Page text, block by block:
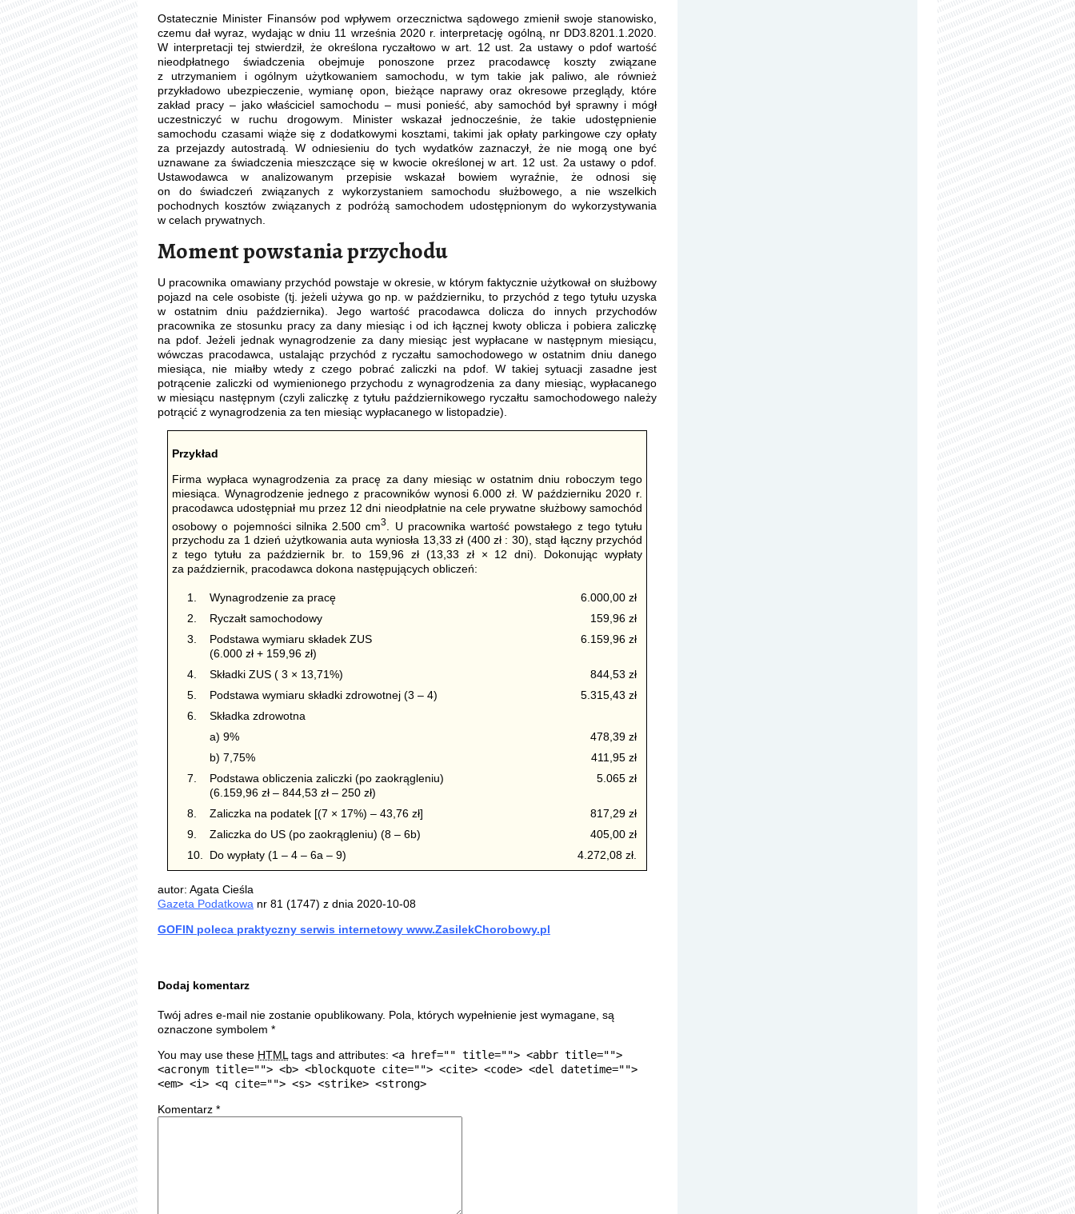
Ostatecznie Minister Finansów pod wpływem orzecznictwa sądowego zmienił swoje stanowisko,
czemu dał wyraz, wydając w dniu 11 września 2020 r. interpretację ogólną, nr DD3.8201.1.2020.
W interpretacji tej stwierdził, że określona ryczałtowo w art. 12 ust. 2a ustawy o pdof wartość
nieodpłatnego świadczenia obejmuje ponoszone przez pracodawcę koszty związane
z utrzymaniem i ogólnym użytkowaniem samochodu, w tym takie jak paliwo, ale również
przykładowo ubezpieczenie, wymianę opon, bieżące naprawy oraz okresowe przeglądy, które
zakład pracy – jako właściciel samochodu – musi ponieść, aby samochód był sprawny i mógł
uczestniczyć w ruchu drogowym. Minister wskazał jednocześnie, że takie udostępnienie
samochodu czasami wiąże się z dodatkowymi kosztami, takimi jak opłaty parkingowe czy opłaty
za przejazdy autostradą. W odniesieniu do tych wydatków zaznaczył, że nie mogą one być
uznawane za świadczenia mieszczące się w kwocie określonej w art. 12 ust. 2a ustawy o pdof.
Ustawodawca w analizowanym przepisie wskazał bowiem wyraźnie, że odnosi się
on do świadczeń związanych z wykorzystaniem samochodu służbowego, a nie wszelkich
pochodnych kosztów związanych z podróżą samochodem udostępnionym do wykorzystywania
w celach prywatnych.
Moment powstania przychodu
U pracownika omawiany przychód powstaje w okresie, w którym faktycznie użytkował on służbowy
pojazd na cele osobiste (tj. jeżeli używa go np. w październiku, to przychód z tego tytułu uzyska
w ostatnim dniu października). Jego wartość pracodawca dolicza do innych przychodów
pracownika ze stosunku pracy za dany miesiąc i od ich łącznej kwoty oblicza i pobiera zaliczkę
na pdof. Jeżeli jednak wynagrodzenie za dany miesiąc jest wypłacane w następnym miesiącu,
wówczas pracodawca, ustalając przychód z ryczałtu samochodowego w ostatnim dniu danego
miesiąca, nie miałby wtedy z czego pobrać zaliczki na pdof. W takiej sytuacji zasadne jest
potrącenie zaliczki od wymienionego przychodu z wynagrodzenia za dany miesiąc, wypłacanego
w miesiącu następnym (czyli zaliczkę z tytułu październikowego ryczałtu samochodowego należy
potrącić z wynagrodzenia za ten miesiąc wypłacanego w listopadzie).
Przykład
Firma wypłaca wynagrodzenia za pracę za dany miesiąc w ostatnim dniu roboczym tego
miesiąca. Wynagrodzenie jednego z pracowników wynosi 6.000 zł. W październiku 2020 r.
pracodawca udostępniał mu przez 12 dni nieodpłatnie na cele prywatne służbowy samochód
osobowy o pojemności silnika 2.500 cm3
. U pracownika wartość powstałego z tego tytułu
przychodu za 1 dzień użytkowania auta wyniosła 13,33 zł (400 zł : 30), stąd łączny przychód
z tego tytułu za październik br. to 159,96 zł (13,33 zł × 12 dni). Dokonując wypłaty
za październik, pracodawca dokona następujących obliczeń:
1. Wynagrodzenie za pracę
6.000,00 zł
2.
Ryczałt samochodowy
159,96 zł
3.
Podstawa wymiaru składek ZUS
(6.000 zł + 159,96 zł)
6.159,96 zł
4. Składki ZUS ( 3 × 13,71%)
844,53 zł
5.
Podstawa wymiaru składki zdrowotnej (3 – 4)
5.315,43 zł
6.
Składka zdrowotna
a) 9%
478,39 zł
b) 7,75%
411,95 zł
7.
Podstawa obliczenia zaliczki (po zaokrągleniu)
(6.159,96 zł – 844,53 zł – 250 zł)
5.065 zł
8. Zaliczka na podatek [(7 × 17%) – 43,76 zł]
817,29 zł
9.
Zaliczka do US (po zaokrągleniu) (8 – 6b)
405,00 zł
10.
Do wypłaty (1 – 4 – 6a – 9) 4.272,08 zł.
autor: Agata Cieśla
Gazeta Podatkowa nr 81 (1747) z dnia 2020-10-08
GOFIN poleca praktyczny serwis internetowy www.ZasilekChorobowy.pl
Dodaj komentarz
Twój adres e-mail nie zostanie opublikowany. Pola, których wypełnienie jest wymagane, są
oznaczone symbolem *
You may use these HTML tags and attributes: <a href="" title=""> <abbr title="">
<acronym title=""> <b> <blockquote cite=""> <cite> <code> <del datetime="">
<em> <i> <q cite=""> <s> <strike> <strong>
Komentarz *